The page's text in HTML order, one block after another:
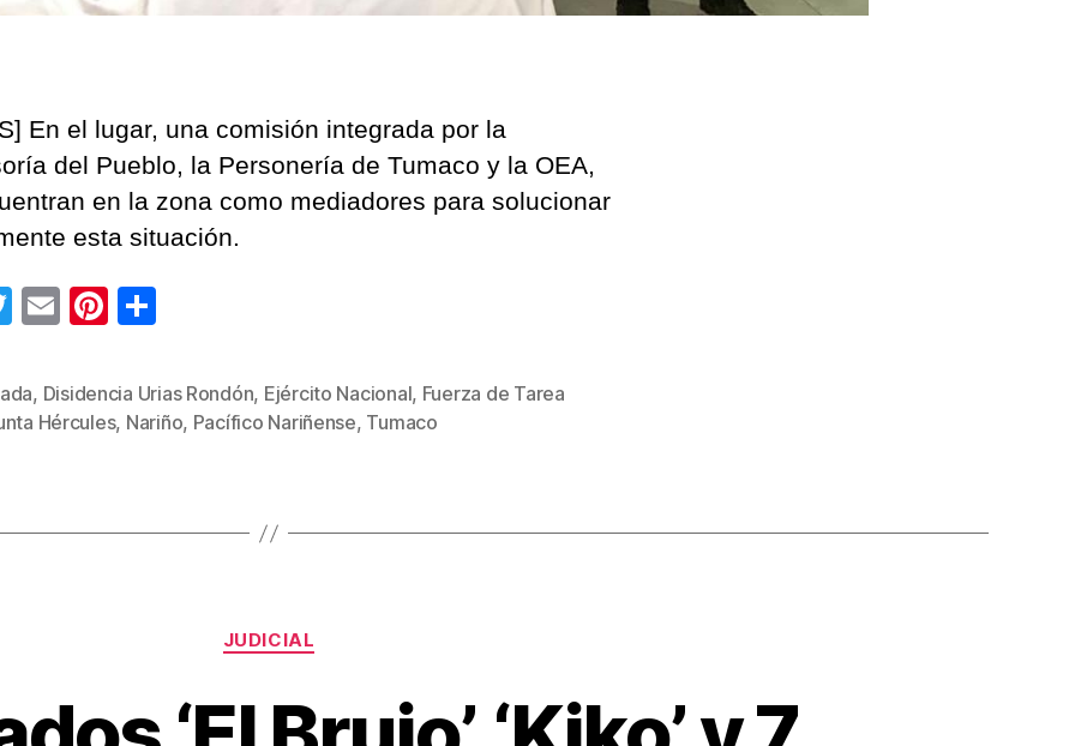
En el lugar, una comisión integrada por la
del Pueblo, la Personería de Tumaco y la OEA,
en la zona como mediadores para solucionar
esta situación.
T
tt
er
E
ail
Pi
er
e
m
p
, Disidencia Urias Rondón, Ejército Nacional, Fuerza de Tarea
Hércules, Nariño, Pacífico Nariñense, Tumaco
Categorías
JUDICIAL